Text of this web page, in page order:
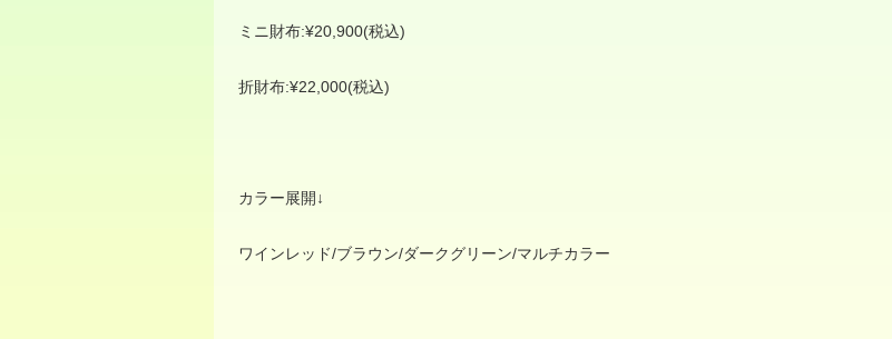
ミニ財布:¥20,900(税込)
折財布:¥22,000(税込)
カラー展開 ↓
ワインレッド/ブラウン/ダークグリーン/マルチカラー